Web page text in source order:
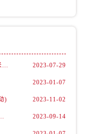
山东省济南市历下区经十路11111号华润中心写字楼（万象城）15层1508室欧米茄售后服务中心（需提前预约）
山东省莱芜市文化南路8号银座商城名表维修一楼名表维修欧米茄售后服务中心（需提前预约）
欧米茄更换表带时需要注意什么（欧米茄手表如何更换表带） 2023-07-29
2023-01-07
) 2023-11-02
教你几招简单的方法) 2023-09-14